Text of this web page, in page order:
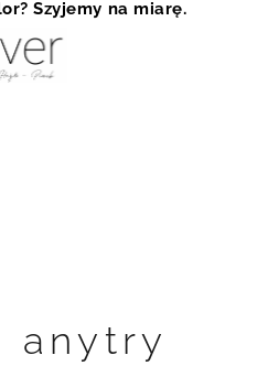
anytry
Szyjemy na miarę.